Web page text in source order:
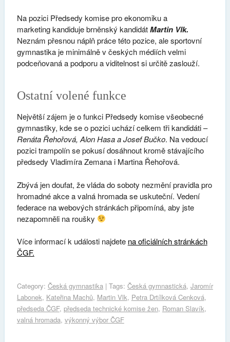
Na pozici Předsedy komise pro ekonomiku a
marketing kandiduje brněnský kandidátMartin Vlk.
Neznám přesnou náplň práce této pozice, ale sportovní
gymnastika je minimálně v českých médiích velmi
podceňovaná a podporu a viditelnost si určitě zaslouží.
Ostatní volené funkce
Největší zájem je o funkci Předsedy komise všeobecné
gymnastiky, kde se o pozici uchází celkem tři kandidáti –
Renáta Řehořová, Alon Hasa a Josef Bučko. Na vedoucí
pozici trampolín se pokusí dosáhnout kromě stávajícího
předsedy Vladimíra Zemana i Martina Řehořová.
Zbývá jen doufat, že vláda do soboty nezmění pravidla pro
hromadné akce a valná hromada se uskuteční. Vedení
federace na webových stránkách připomíná, aby jste
nezapomněli na roušky
Více informací k události najdete na oficiálních stránkách
ČGF.
Category: Česká gymnastika| Tags: Česká gymnastická, Jaromír
Labonek, Kateřina Machů, Martin Vlk, Petra Drtílková Cenková,
předseda ČGF, předseda technické komise žen, Roman Slavík,
valná hromada, výkonný výbor ČGF